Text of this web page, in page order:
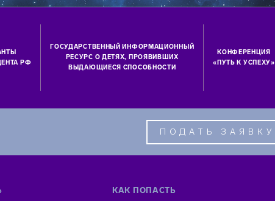
РФ
ГОСУДАРСТВЕННЫЙ ИНФОРМАЦИОННЫЙ
РЕСУРС О ДЕТЯХ, ПРОЯВИВШИХ
ВЫДАЮЩИЕСЯ СПОСОБНОСТИ
КОНФЕРЕНЦИЯ
«ПУТЬ К УСПЕХУ»
ПОДАТЬ ЗАЯВКУ
КАК ПОПАСТЬ